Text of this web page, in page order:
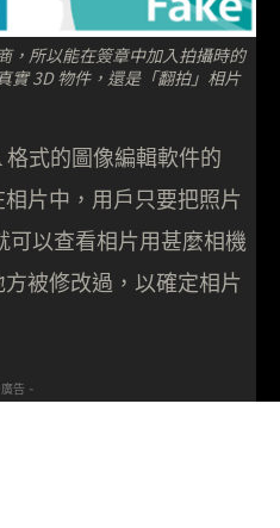
，所以能在簽章中加入拍攝時的
實 3D 物件，還是「翻拍」相片
式的圖像編輯軟件的
片中，用戶只要把照片
可以查看相片用甚麼相機
被修改過，以確定相片
告 -